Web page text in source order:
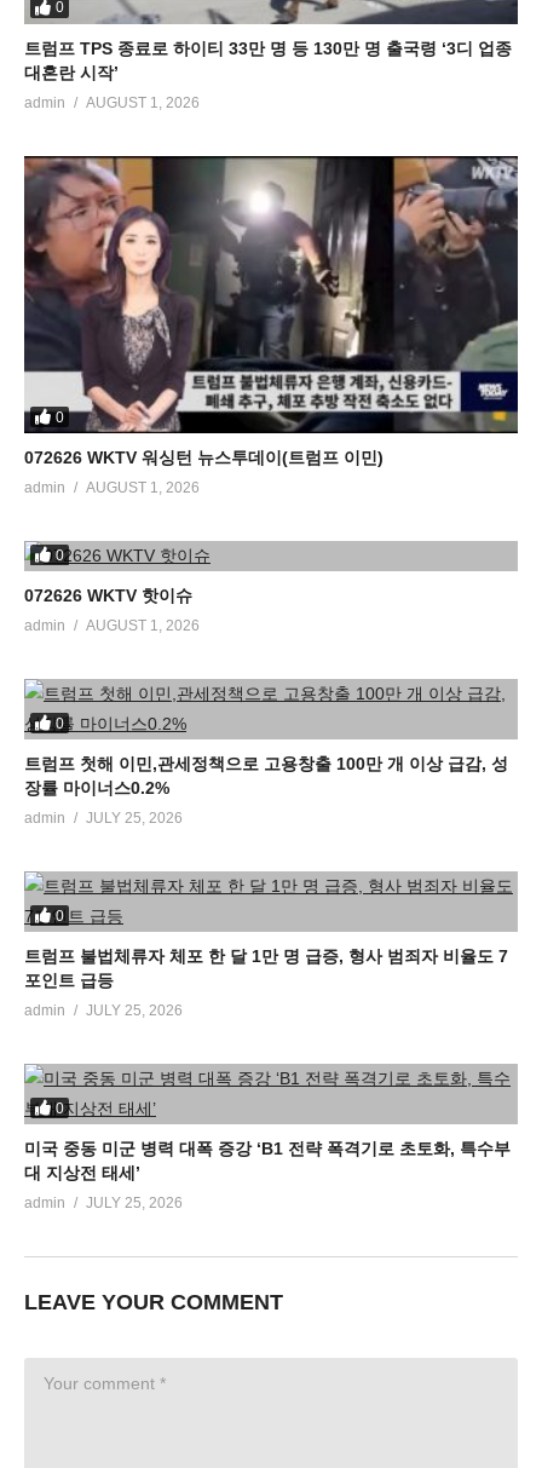
0
트럼프 TPS 종료로 하이티 33만 명 등 130만 명 출국령 ‘3디 업종
대혼란 시작’
admin AUGUST 1, 2026
0
072626 WKTV 워싱턴 뉴스투데이(트럼프 이민)
admin AUGUST 1, 2026
0
072626 WKTV 핫이슈
admin AUGUST 1, 2026
0
트럼프 첫해 이민,관세정책으로 고용창출 100만 개 이상 급감, 성
장률 마이너스0.2%
admin JULY 25, 2026
0
트럼프 불법체류자 체포 한 달 1만 명 급증, 형사 범죄자 비율도 7
포인트 급등
admin JULY 25, 2026
0
미국 중동 미군 병력 대폭 증강 ‘B1 전략 폭격기로 초토화, 특수부
대 지상전 태세’
admin JULY 25, 2026
LEAVE YOUR COMMENT